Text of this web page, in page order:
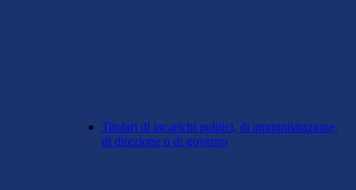
Titolari di incarichi politici, di amministrazione,
di direzione o di governo